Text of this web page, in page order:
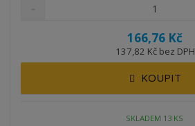
166,76 Kč
137,82 Kč bez DPH
KOUPIT
SKLADEM 13 KS